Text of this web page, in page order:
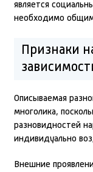
является
необходимо
Признаки
Описываемая
многолика,
разновидностей
индивидуально
Внешние